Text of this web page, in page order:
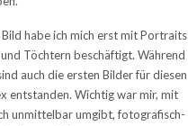
Bild habe ich mich erst mit Portraits
Töchtern beschäftigt. Während
auch die ersten Bilder für diesen
entstanden. Wichtig war mir, mit
unmittelbar umgibt, fotografisch-